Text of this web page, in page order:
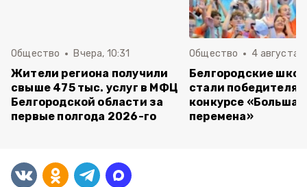
Общество Вчера, 10:31
Жители региона получили
свыше 475 тыс. услуг в МФЦ
Белгородской области за
первые полгода 2026-го
Общество 4 августа ,
Белгородские
стали
конкурсе «Большая
перемена»